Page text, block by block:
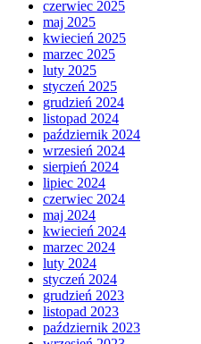
czerwiec 2025
maj 2025
kwiecień 2025
marzec 2025
luty 2025
styczeń 2025
grudzień 2024
listopad 2024
październik 2024
wrzesień 2024
sierpień 2024
lipiec 2024
czerwiec 2024
maj 2024
kwiecień 2024
marzec 2024
luty 2024
styczeń 2024
grudzień 2023
listopad 2023
październik 2023